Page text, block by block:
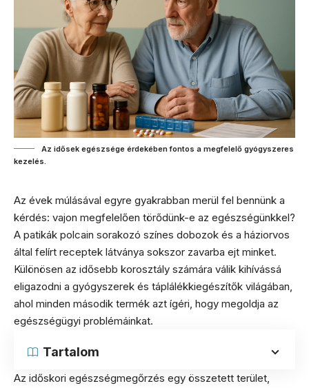
Az idősek egészsége érdekében fontos a megfelelő gyógyszeres
kezelés.
Az évek múlásával egyre gyakrabban merül fel bennünk a
kérdés: vajon megfelelően törődünk-e az egészségünkkel?
A patikák polcain sorakozó színes dobozok és a háziorvos
által felírt receptek látványa sokszor zavarba ejt minket.
Különösen az idősebb korosztály számára válik kihívássá
eligazodni a gyógyszerek és táplálékkiegészítők világában,
ahol minden második termék azt ígéri, hogy megoldja az
egészségügyi problémáinkat.
Tartalom
Az időskori egészségmegőrzés egy összetett terület,